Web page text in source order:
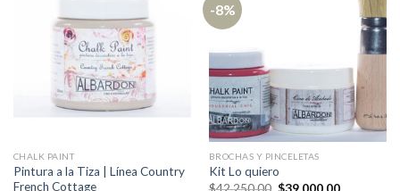
CHALK PAINT
Pintura a la Tiza | Línea Country
French Cottage
-8%
BROCHAS Y PINCELETAS
Kit Lo quiero
El
El